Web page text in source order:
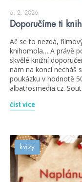
6. 2. 2026
Doporučíme ti
Ač se to nezdá,
knihomola… A právě
skvělé knižní
nám na konci necháš
poukázku v hodnotě
albatrosmedia.cz.
číst více
kvízy